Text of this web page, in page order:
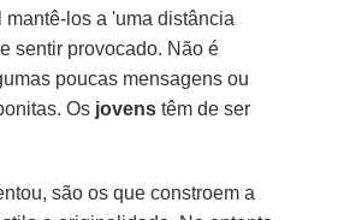
los a 'uma distância
sentir provocado. Não é
poucas mensagens ou
Os jovens têm de ser
são os que constroem a